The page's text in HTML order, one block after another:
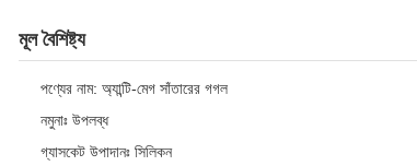
মূল বৈশিষ্ট্য
পণ্যের নাম: অ্যান্টি-মেগ সাঁতারের গগল
নমুনাঃ উপলব্ধ
গ্যাসকেট উপাদানঃ সিলিকন